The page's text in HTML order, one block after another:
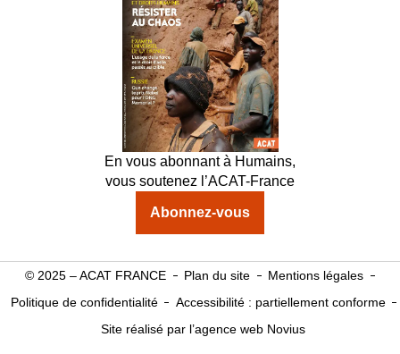
En vous abonnant à Humains,
vous soutenez l’ACAT-France
Abonnez-vous
© 2025 – ACAT FRANCE Plan du site
Mentions légales
Politique de confidentialité
Accessibilité : partiellement conforme
Site réalisé par l’agence web Novius